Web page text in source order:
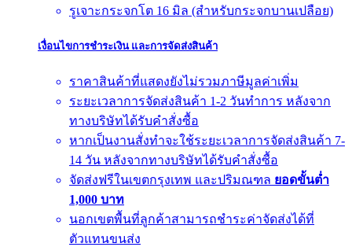
รูเจาะกระจกโต 16 มิล (สำหรับกระจกบานเปลือย)
เงื่อนไขการชำระเงิน และการจัดส่งสินค้า
ราคาสินค้าที่แสดงยังไม่รวมภาษีมูลค่าเพิ่ม
ระยะเวลาการจัดส่งสินค้า 1-2 วันทำการ หลังจาก
ทางบริษัทได้รับคำสั่งซื้อ
หากเป็นงานสั่งทำจะใช้ระยะเวลาการจัดส่งสินค้า 7-
14 วัน หลังจากทางบริษัทได้รับคำสั่งซื้อ
จัดส่งฟรีในเขตกรุงเทพ และปริมณฑล ยอดขั้นต่ำ
1,000 บาท
นอกเขตพื้นที่ลูกค้าสามารถชำระค่าจัดส่งได้ที่
ตัวแทนขนส่ง